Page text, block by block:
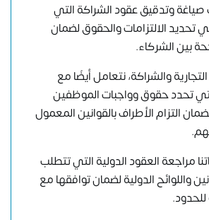
وتدقيق عقود الشراكة التي
تحديد الالتزامات والحقوق لضمان
بين الشركاء.
والشراكة، نتعامل أيضًا مع
تحدد حقوق وواجبات الموظفين
التزام الأطراف بالقوانين المعمول
مراجعة العقود الدولية التي تتطلب
واللوائح الدولية لضمان توافقها مع
للحدود.